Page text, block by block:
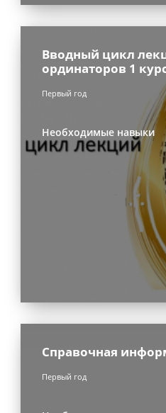
Вводный цикл
ординаторов 1
Первый год
Необходимые навыки
Справочная
Первый год